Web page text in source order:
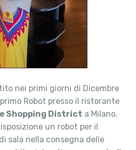
nei primi giorni di Dicembre
Robot presso il ristorante
Shopping District a Milano.
un robot per il
sala nella consegna delle